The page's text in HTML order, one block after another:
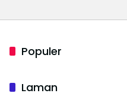
Populer
Laman